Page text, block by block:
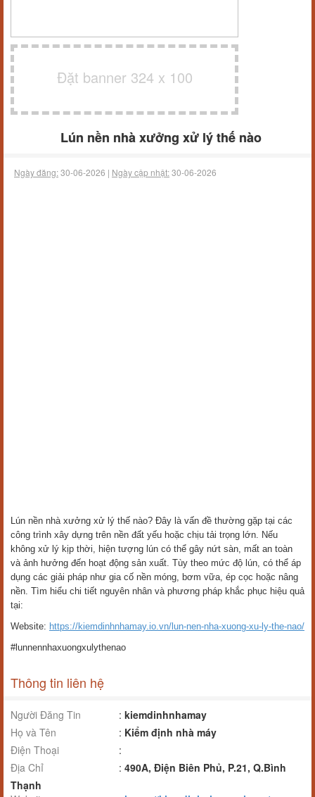
Đặt banner 324 x 100
Lún nền nhà xưởng xử lý thế nào
Ngày đăng:30-06-2026 | Ngày cập nhật:30-06-2026
Lún nền nhà xưởng xử lý thế nào? Đây là vấn đề thường gặp tại các
công trình xây dựng trên nền đất yếu hoặc chịu tải trọng lớn. Nếu
không xử lý kịp thời, hiện tượng lún có thể gây nứt sàn, mất an toàn
và ảnh hưởng đến hoạt động sản xuất. Tùy theo mức độ lún, có thể áp
dụng các giải pháp như gia cố nền móng, bơm vữa, ép cọc hoặc nâng
nền. Tìm hiểu chi tiết nguyên nhân và phương pháp khắc phục hiệu quả
tại:
Website: https://kiemdinhnhamay.io.vn/lun-nen-nha-xuong-xu-ly-the-nao/
#lunnennhaxuongxulythenao
Thông tin liên hệ
Người Đăng Tin : kiemdinhnhamay
Họ và Tên
: Kiểm định nhà máy
Điện Thoại
:
Địa Chỉ
: 490A, Điện Biên Phủ, P.21, Q.Bình
Thạnh